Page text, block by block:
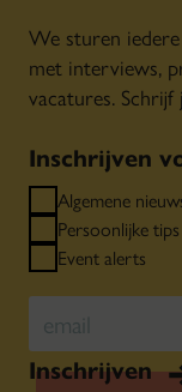
We sturen
met interviews,
vacatures.
Inschrijven
Algemene
Persoonlijke
Event alerts
Inschrijven